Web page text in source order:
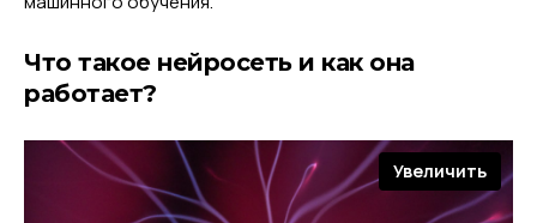
Что такое нейросеть и как она
работает?
Увеличить